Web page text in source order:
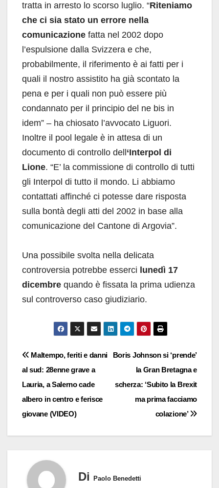
tratta in arresto lo scorso luglio. “Riteniamo
che ci sia stato un errore nella
comunicazione fatta nel 2002 dopo
l’espulsione dalla Svizzera e che,
probabilmente, il riferimento è ai fatti per i
quali il nostro assistito ha già scontato la
pena e per i quali non può essere più
condannato per il principio del ne bis in
idem” – ha chiosato l’avvocato Liguori.
Inoltre il pool legale è in attesa di un
documento di controllo dell ‘Interpol di
Lione. “E’ la commissione di controllo di tutti
gli Interpol di tutto il mondo. Li abbiamo
contattati affinché ci potesse dare risposta
sulla bontà degli atti del 2002 in base alla
comunicazione del Cantone di Argovia”.
Una possibile svolta nella delicata
controversia potrebbe esserci lunedì 17
dicembre quando è fissata la prima udienza
sul controverso caso giudiziario.
Navigazione
articoli
Boris Johnson si ‘prende’
la Gran Bretagna e
scherza: ‘Subito la Brexit
ma prima facciamo
colazione’
Maltempo, feriti e danni
al sud: 28enne grave a
Lauria, a Salerno cade
albero in centro e ferisce
giovane (VIDEO)
Di Paolo Benedetti